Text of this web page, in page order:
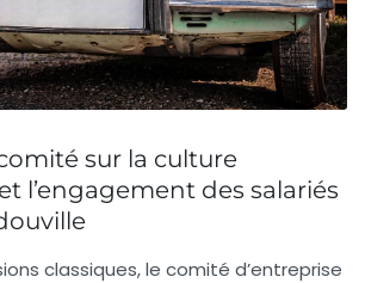
sur la culture
l’engagement des salariés
classiques, le comité d’entreprise